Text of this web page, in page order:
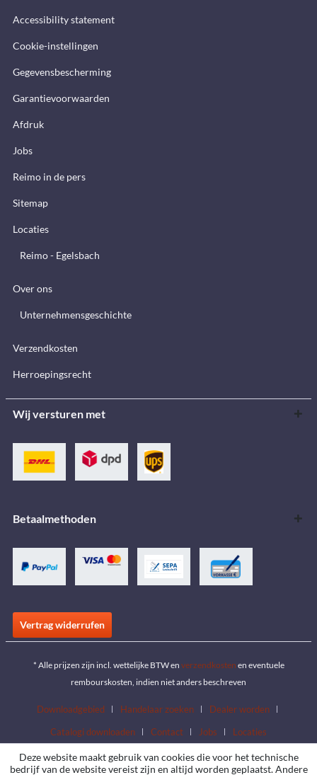
Accessibility statement
Cookie-instellingen
Gegevensbescherming
Garantievoorwaarden
Afdruk
Jobs
Reimo in de pers
Sitemap
Locaties
Reimo - Egelsbach
Over ons
Unternehmensgeschichte
Verzendkosten
Herroepingsrecht
Wij versturen met
Betaalmethoden
Vertrag widerrufen
* Alle prijzen zijn incl. wettelijke BTW en verzendkosten en eventuele
rembourskosten, indien niet anders beschreven
Downloadgebied Handelaar zoeken
Dealer worden
Catalogi downloaden
Contact Jobs Locaties
Deze website maakt gebruik van cookies die voor het technische
bedrijf van de website vereist zijn en altijd worden geplaatst. Andere